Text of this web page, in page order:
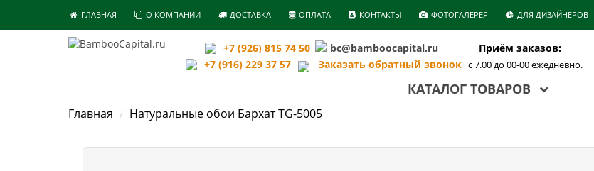
ГЛАВНАЯ О КОМПАНИИ ДОСТАВКА ОПЛАТА КОНТАКТЫ ФОТОГАЛЕРЕЯ ДЛЯ ДИЗАЙНЕРОВ
+7 (926) 815 74 50 bc@bamboocapital.ru Приём заказов:
+7 (916) 229 37 57
Заказать обратный звонок с 7.00 до 00-00 ежедневно.
КАТАЛОГ ТОВАРОВ
Главная Натуральные обои Бархат TG-5005